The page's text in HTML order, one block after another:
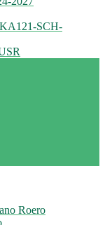
SCH-
Roero